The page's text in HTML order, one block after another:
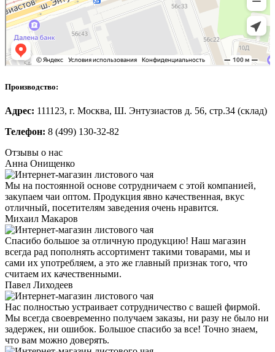
Производство:
Адрес: 111123, г. Москва, Ш. Энтузиастов д. 56, стр.34 (склад)
Телефон: 8 (499) 130-32-82
Отзывы о нас
Анна Онищенко
Мы на постоянной основе сотрудничаем с этой компанией,
закупаем чаи оптом. Продукция явно качественная, вкус
отличный, посетителям заведения очень нравится.
Михаил Макаров
Спасибо большое за отличную продукцию! Наш магазин
всегда рад пополнять ассортимент такими товарами, мы и
сами их употребляем, а это же главный признак того, что
считаем их качественными.
Павел Лиходеев
Нас полностью устраивает сотрудничество с вашей фирмой.
Мы всегда своевременно получаем заказы, ни разу не было ни
задержек, ни ошибок. Большое спасибо за все! Точно знаем,
что вам можно доверять.